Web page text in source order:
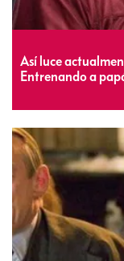
Así luce
Entrenando a